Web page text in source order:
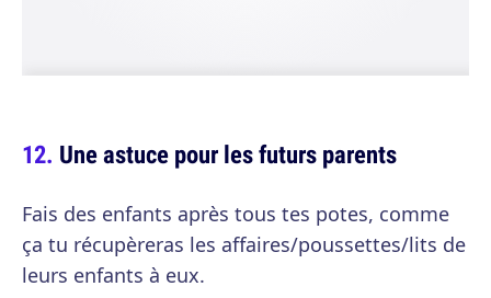
Une astuce pour les futurs parents
Fais des enfants après tous tes potes, comme
ça tu récupèreras les affaires/poussettes/lits de
leurs enfants à eux.